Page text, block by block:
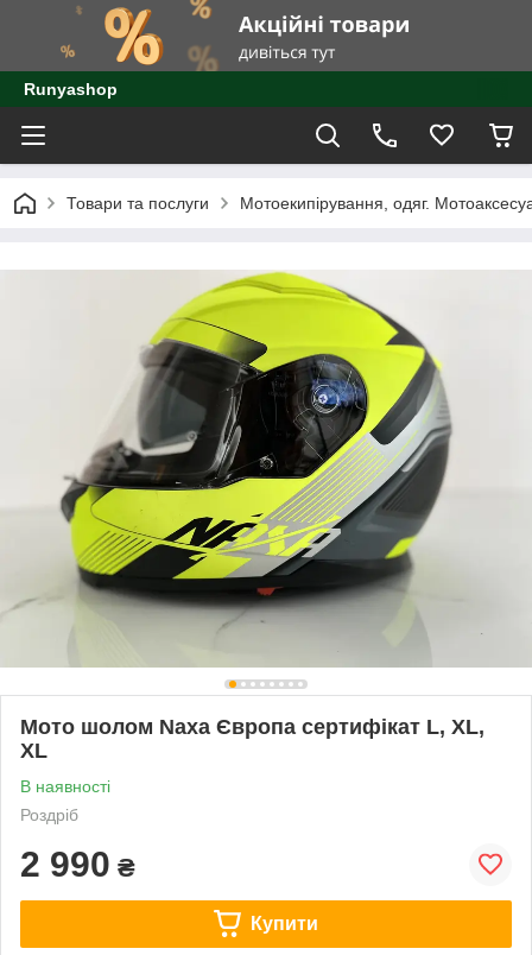
Runyashop
Товари та послуги Мотоекипірування, одяг.
Мото шолом Naxa Європа сертифікат L, XL,
XL
В наявності
Роздріб
2 990 ₴
Купити